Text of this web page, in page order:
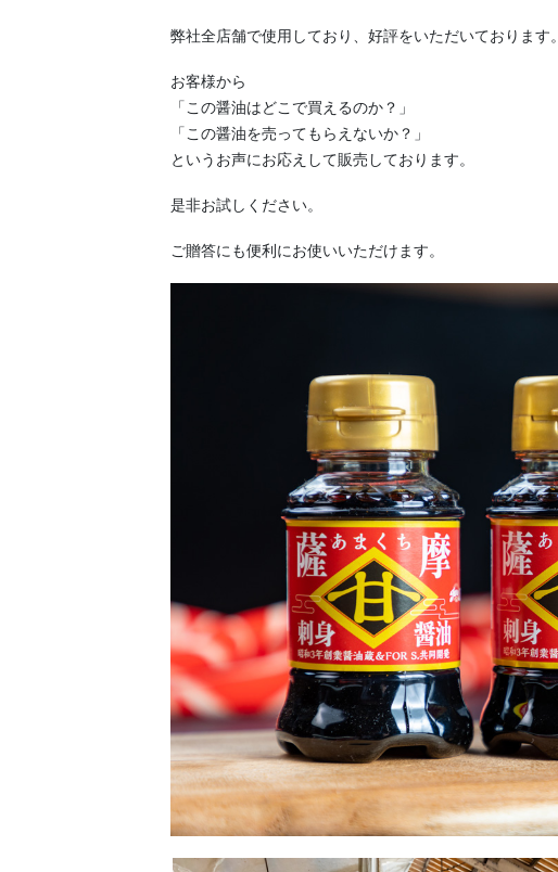
弊社全店舗で使用しており、好評をいただいております。
お客様から
「この醤油はどこで買えるのか？」
「この醤油を売ってもらえないか？」
というお声にお応えして販売しております。
是非お試しください。
ご贈答にも便利にお使いいただけます。